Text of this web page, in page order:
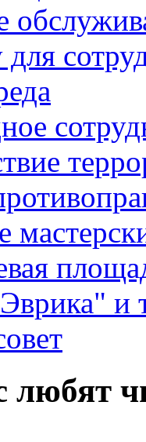
и
любят